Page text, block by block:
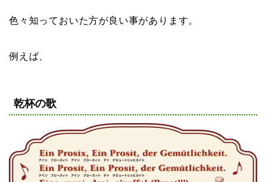
色々知っておいた方が良い事があります。
例えば、
乾杯の歌